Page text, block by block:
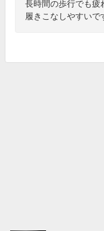
長時間の歩行でも疲
履きこなしやすいで